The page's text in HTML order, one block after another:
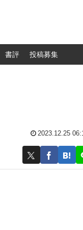
書評 投稿募集
2023.12.25